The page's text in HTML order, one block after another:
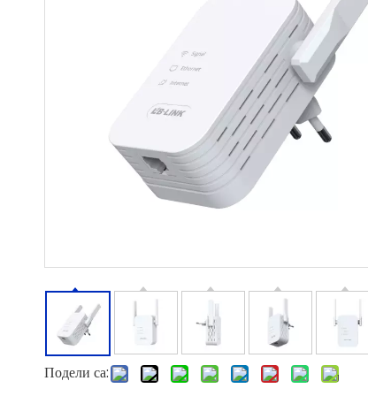
Подели са: